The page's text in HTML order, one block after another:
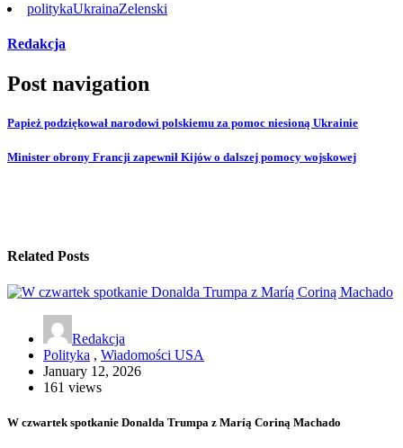
politykaUkrainaZelenski
Redakcja
Post navigation
Papież podziękował narodowi polskiemu za pomoc niesioną Ukrainie
Minister obrony Francji zapewnił Kijów o dalszej pomocy wojskowej
Related Posts
Redakcja
Polityka , Wiadomości USA
January 12, 2026
161 views
W czwartek spotkanie Donalda Trumpa z Maríą Coriną Machado